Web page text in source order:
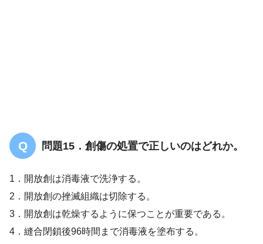
問題15．創傷の処置で正しいのはどれか。
1．開放創は消毒液で洗浄する。
2．開放創の挫滅組織は切除する。
3．開放創は乾燥するように保つことが重要である。
4．縫合閉鎖後96時間まで消毒液を塗布する。